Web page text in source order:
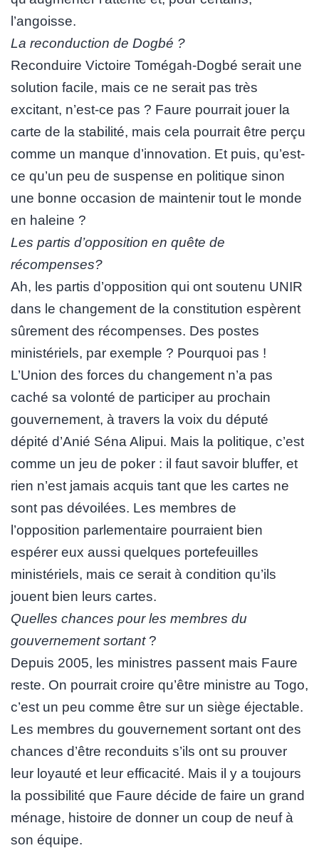
l’angoisse.
La reconduction de Dogbé ?
Reconduire Victoire Tomégah-Dogbé serait une
solution facile, mais ce ne serait pas très
excitant, n’est-ce pas ? Faure pourrait jouer la
carte de la stabilité, mais cela pourrait être perçu
comme un manque d’innovation. Et puis, qu’est-
ce qu’un peu de suspense en politique sinon
une bonne occasion de maintenir tout le monde
en haleine ?
Les partis d’opposition en quête de
récompenses?
Ah, les partis d’opposition qui ont soutenu UNIR
dans le changement de la constitution espèrent
sûrement des récompenses. Des postes
ministériels, par exemple ? Pourquoi pas !
L’Union des forces du changement n’a pas
caché sa volonté de participer au prochain
gouvernement, à travers la voix du député
dépité d’Anié Séna Alipui. Mais la politique, c’est
comme un jeu de poker : il faut savoir bluffer, et
rien n’est jamais acquis tant que les cartes ne
sont pas dévoilées. Les membres de
l’opposition parlementaire pourraient bien
espérer eux aussi quelques portefeuilles
ministériels, mais ce serait à condition qu’ils
jouent bien leurs cartes.
Quelles chances pour les membres du
gouvernement sortant?
Depuis 2005, les ministres passent mais Faure
reste. On pourrait croire qu’être ministre au Togo,
c’est un peu comme être sur un siège éjectable.
Les membres du gouvernement sortant ont des
chances d’être reconduits s’ils ont su prouver
leur loyauté et leur efficacité. Mais il y a toujours
la possibilité que Faure décide de faire un grand
ménage, histoire de donner un coup de neuf à
son équipe.